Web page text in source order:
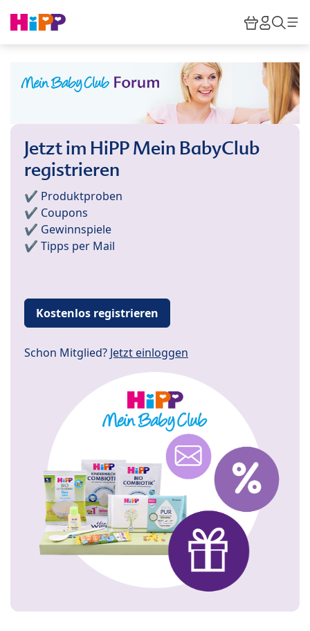
HiPP
Jetzt im HiPP Mein BabyClub
registrieren
✔️ Produktproben
✔️ Coupons
✔️ Gewinnspiele
✔️ Tipps per Mail
Kostenlos registrieren
Schon Mitglied? Jetzt einloggen